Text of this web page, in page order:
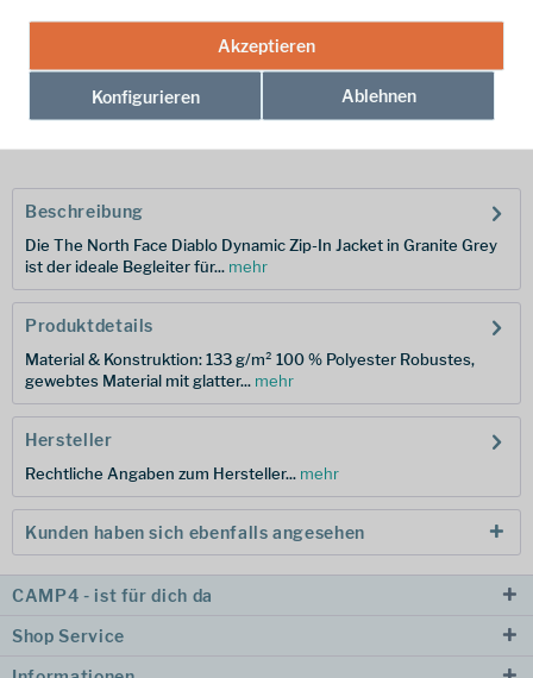
In denWarenkorb
Beschreibung
Die The North Face Diablo Dynamic Zip-In Jacket in Granite Grey
ist der ideale Begleiter für... mehr
Produktdetails
Material & Konstruktion: 133 g/m² 100 % Polyester Robustes,
gewebtes Material mit glatter... mehr
Hersteller
Rechtliche Angaben zum Hersteller... mehr
Kunden haben sich ebenfalls angesehen
CAMP4 - ist für dich da
Shop Service
Akzeptieren
Konfigurieren Ablehnen